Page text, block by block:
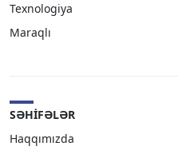
Texnologiya
Maraqlı
SƏHIFƏLƏR
Haqqımızda